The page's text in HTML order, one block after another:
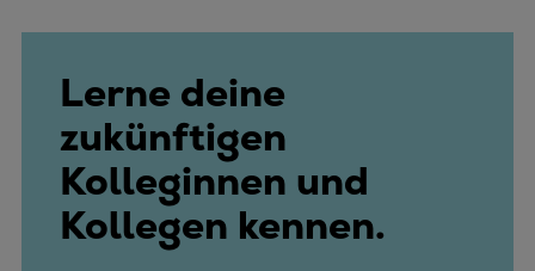
Lerne deine
zukünftigen
Kolleginnen und
Kollegen kennen.